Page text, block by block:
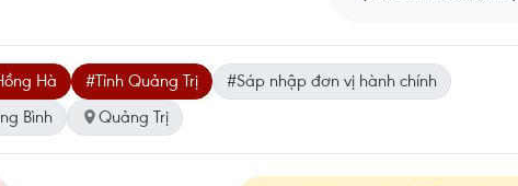
Hà #Tỉnh Quảng Trị
#Sáp nhập đơn vị hành chính
Bình Quảng Trị